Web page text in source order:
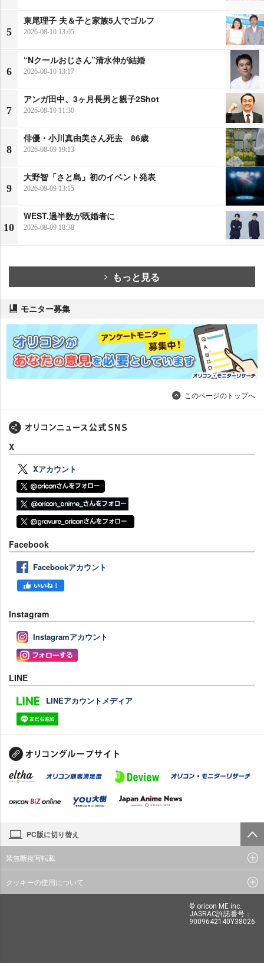
5
東尾理子 夫＆子と家族5人でゴルフ
2026-08-10 13:05
6
“Nクールおじさん”清水伸が結婚
2026-08-10 13:17
7
アンガ田中、3ヶ月長男と親子2Shot
2026-08-10 11:30
8
俳優・小川真由美さん死去 86歳
2026-08-09 19:13
9
大野智「さと島」初のイベント発表
2026-08-09 13:15
10
WEST.過半数が既婚者に
2026-08-09 18:38
もっと見る
モニター募集
このページのトップへ
X
Xアカウント
Facebook
Facebookアカウント
Instagram
Instagramアカウント
LINE
LINEアカウントメディア
PC版に切り替え
禁無断複写転載
クッキーの使用について
© oricon ME inc.
JASRAC許諾番号：
9009642140Y38026